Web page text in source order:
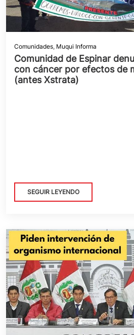
Comunidades, Muqui Informa
Comunidad de Espinar
con cáncer por efectos de
(antes Xstrata)
SEGUIR LEYENDO